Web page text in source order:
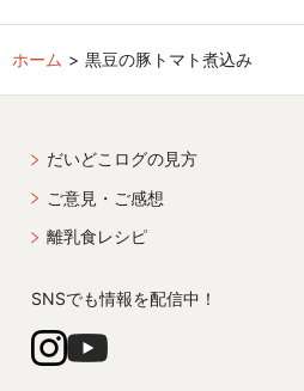
ホーム 黒豆の豚トマト煮込み
だいどこログの見方
ご意見・ご感想
離乳食レシピ
SNSでも情報を配信中！